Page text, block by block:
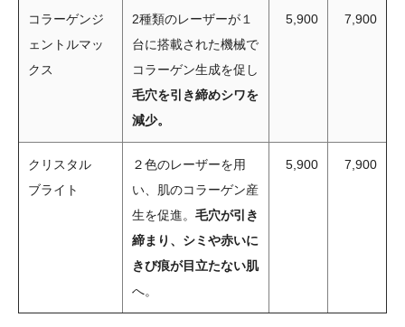
コラーゲンジ
ェントルマッ
クス
2種類のレーザーが１
台に搭載された機械で
コラーゲン生成を促し
毛穴を引き締めシワを
減少。
5,900 7,900
クリスタル
ブライト
２色のレーザーを用
い、肌のコラーゲン産
生を促進。 毛穴が引き
締まり、シミや赤いに
きび痕が目立たない肌
へ。
5,900 7,900